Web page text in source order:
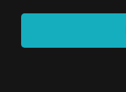
subtitle
screen-